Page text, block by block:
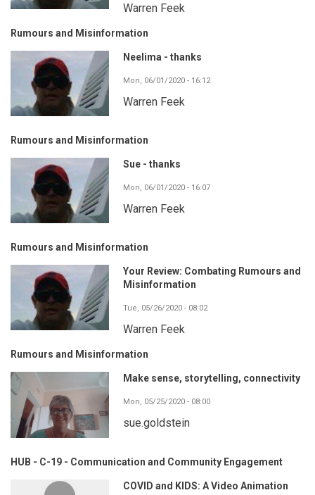
Warren Feek
Rumours and Misinformation
Neelima - thanks
Mon, 06/01/2020 - 16:12
Warren Feek
Rumours and Misinformation
Sue - thanks
Mon, 06/01/2020 - 16:07
Warren Feek
Rumours and Misinformation
Your Review: Combating Rumours and
Misinformation
Tue, 05/26/2020 - 08:02
Warren Feek
Rumours and Misinformation
Make sense, storytelling, connectivity
Mon, 05/25/2020 - 08:00
sue.goldstein
HUB - C-19 - Communication and Community Engagement
COVID and KIDS: A Video Animation